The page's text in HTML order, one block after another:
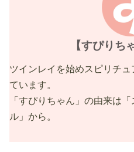
【すぴりち
ツインレイを始めスピリチ
ています。
「すぴりちゃん」の由来は
ル」から。